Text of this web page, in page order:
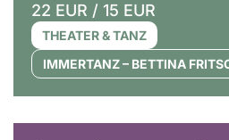
22 EUR / 15 EUR
THEATER & TANZ
IMMERTANZ – BETTINA